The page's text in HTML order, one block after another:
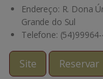
Endereço: R. Dona
Grande do Sul
Telefone:
Site Reservar